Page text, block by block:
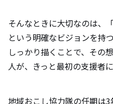
そんなときに大切なのは、
という明確なビジョンを持
しっかり描くことで、その
人が、きっと最初の支援者
地域おこし協力隊の任期は